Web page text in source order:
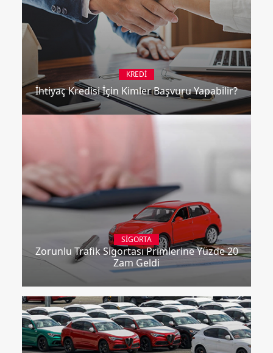
KREDI
İhtiyaç Kredisi İçin Kimler Başvuru Yapabilir?
SIGORTA
Zorunlu Trafik Sigortası Primlerine Yüzde 20
Zam Geldi